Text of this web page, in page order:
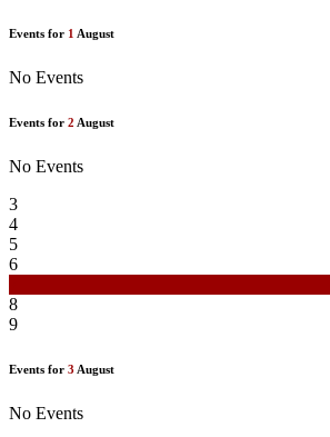
Events for 1 August
No Events
Events for 2 August
No Events
3
4
5
6
8
9
Events for 3 August
No Events